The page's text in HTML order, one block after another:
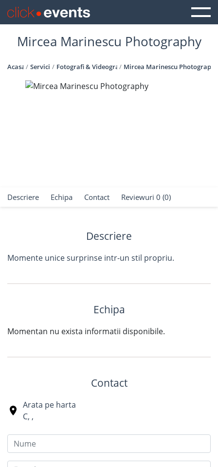
Mircea Marinescu Photography
Acasa Servicii Fotografi & Videografi Mircea Marinescu
Descriere Echipa Contact Reviewuri 0 (0)
Descriere
Momente unice surprinse intr-un stil propriu.
Echipa
Momentan nu exista informatii disponibile.
Contact
Arata pe harta
C, ,